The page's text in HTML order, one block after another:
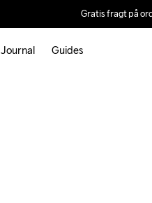
Gratis fragt på
Journal Guides